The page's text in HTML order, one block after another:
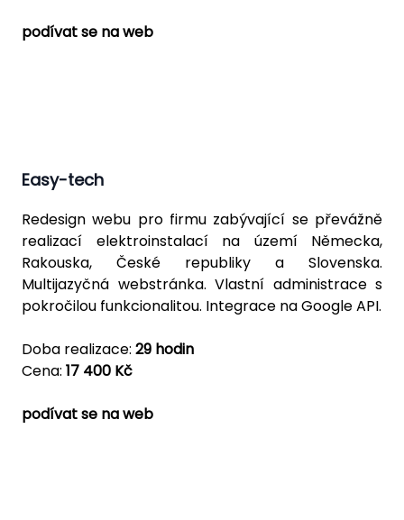
podívat se na web
Easy-tech
Redesign webu pro firmu zabývající se převážně
realizací elektroinstalací na území Německa,
Rakouska, České republiky a Slovenska.
Multijazyčná webstránka. Vlastní administrace s
pokročilou funkcionalitou. Integrace na Google API.
Doba realizace: 29 hodin
Cena: 17 400 Kč
podívat se na web